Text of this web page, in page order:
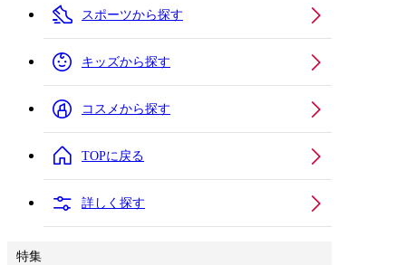
スポーツから探す
キッズから探す
コスメから探す
TOPに戻る
詳しく探す
特集